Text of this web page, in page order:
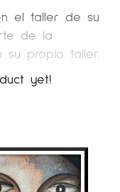
el taller de su
de la
su propio taller.
individual
litografías.
pintando
del taller de
yet!